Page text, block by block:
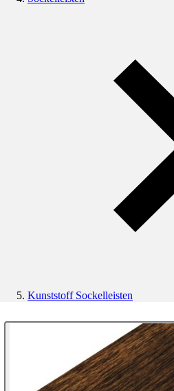
Kunststoff Sockelleisten